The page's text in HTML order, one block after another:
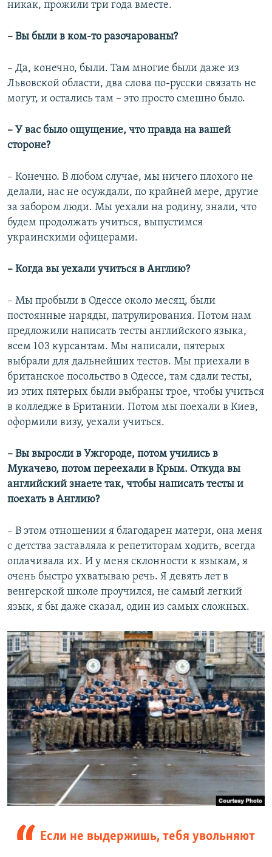
никак, прожили три года вместе.
– Вы были в ком-то разочарованы?
– Да, конечно, были. Там многие были даже из
Львовской области, два слова по-русски связать не
могут, и остались там – это просто смешно было.
– У вас было ощущение, что правда на вашей
стороне?
– Конечно. В любом случае, мы ничего плохого не
делали, нас не осуждали, по крайней мере, другие
за забором люди. Мы уехали на родину, знали, что
будем продолжать учиться, выпустимся
украинскими офицерами.
– Когда вы уехали учиться в Англию?
– Мы пробыли в Одессе около месяц, были
постоянные наряды, патрулирования. Потом нам
предложили написать тесты английского языка,
всем 103 курсантам. Мы написали, пятерых
выбрали для дальнейших тестов. Мы приехали в
британское посольство в Одессе, там сдали тесты,
из этих пятерых были выбраны трое, чтобы учиться
в колледже в Британии. Потом мы поехали в Киев,
оформили визу, уехали учиться.
– Вы выросли в Ужгороде, потом учились в
Мукачево, потом переехали в Крым. Откуда вы
английский знаете так, чтобы написать тесты и
поехать в Англию?
– В этом отношении я благодарен матери, она меня
с детства заставляла к репетиторам ходить, всегда
оплачивала их. И у меня склонности к языкам, я
очень быстро ухватываю речь. Я девять лет в
венгерской школе проучился, не самый легкий
язык, я бы даже сказал, один из самых сложных.
Если не выдержишь, тебя увольняют